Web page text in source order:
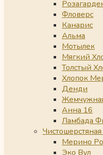
Фловерс
Канарис
Альма
Мотылек
Мягкий
Толстый
Хлопок
Денди
Анна 16
Ламбада
Мерино
Эко Вул